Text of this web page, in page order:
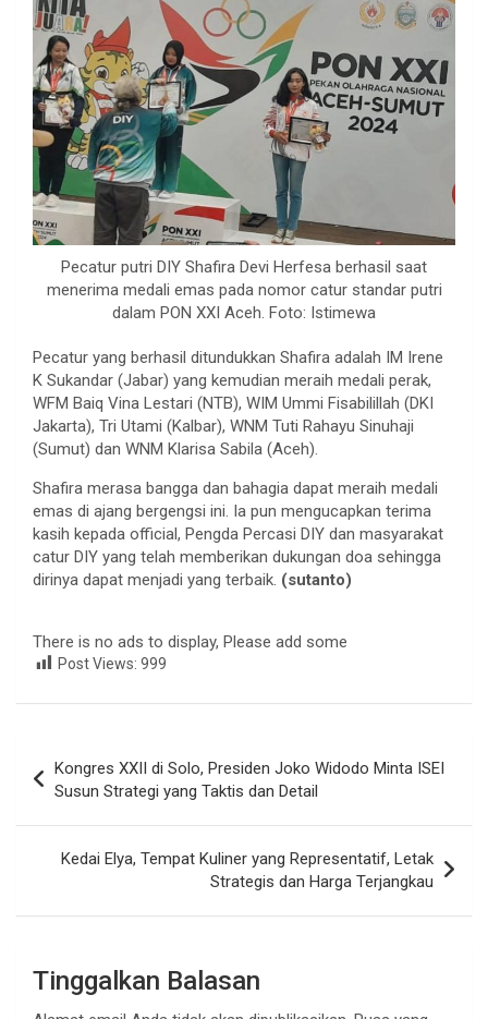
Pecatur putri DIY Shafira Devi Herfesa berhasil saat
menerima medali emas pada nomor catur standar putri
dalam PON XXI Aceh. Foto: Istimewa
Pecatur yang berhasil ditundukkan Shafira adalah IM Irene
K Sukandar (Jabar) yang kemudian meraih medali perak,
WFM Baiq Vina Lestari (NTB), WIM Ummi Fisabilillah (DKI
Jakarta), Tri Utami (Kalbar), WNM Tuti Rahayu Sinuhaji
(Sumut) dan WNM Klarisa Sabila (Aceh).
Shafira merasa bangga dan bahagia dapat meraih medali
emas di ajang bergengsi ini. Ia pun mengucapkan terima
kasih kepada official, Pengda Percasi DIY dan masyarakat
catur DIY yang telah memberikan dukungan doa sehingga
dirinya dapat menjadi yang terbaik. (sutanto)
There is no ads to display, Please add some
Post Views: 999
pos
Kongres XXII di Solo, Presiden Joko Widodo Minta ISEI
Susun Strategi yang Taktis dan Detail
Kedai Elya, Tempat Kuliner yang Representatif, Letak
Strategis dan Harga Terjangkau
Tinggalkan Balasan